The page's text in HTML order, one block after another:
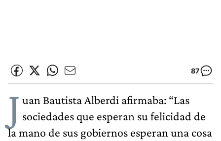
87
J uan Bautista Alberdi afirmaba: “Las
sociedades que esperan su felicidad de
la mano de sus gobiernos esperan una cosa